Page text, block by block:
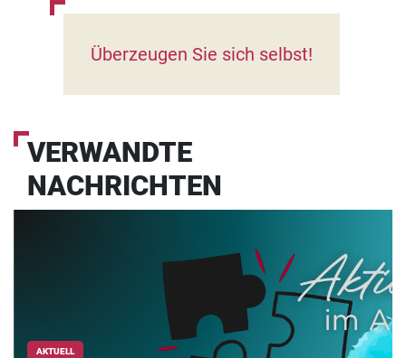
Überzeugen Sie sich selbst!
VERWANDTE
NACHRICHTEN
AKTUELL